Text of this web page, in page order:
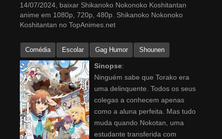
14/07/2024, baixar Shikanoko Nokonoko Koshitantan
anime em 1080p, 720p, 480p. Shikanoko Nokonoko
Koshitantan no TopAnimes.net
Comédia Escolar Gag Humor Shounen
Sinopse:
Ninguém sabe que Torako era
uma delinquente. Todos os seus
colegas a conhecem apenas
como a aluna perfeita. Mas tudo
muda quando Nokotan, uma
estudante transferida com